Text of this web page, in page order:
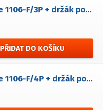
svorkovnice 1106-F/3P + držák pojistky
PŘIDAT DO KOŠÍKU
svorkovnice 1106-F/4P + držák pojistky